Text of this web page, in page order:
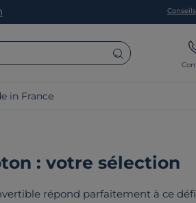
in France
: votre sélection
répond parfaitement à ce